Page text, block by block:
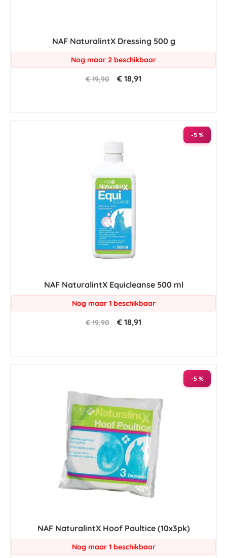
NAF NaturalintX Dressing 500 g
Nog maar 2 beschikbaar
€ 19,90 € 18,91
-5 %
NAF NaturalintX Equicleanse 500 ml
Nog maar 1 beschikbaar
€ 19,90 € 18,91
-5 %
NAF NaturalintX Hoof Poultice (10x3pk)
Nog maar 1 beschikbaar